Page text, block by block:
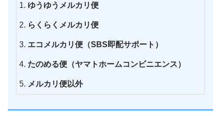
ゆうゆうメルカリ便
らくらくメルカリ便
エコメルカリ便（SBS即配サポート）
たのめる便（ヤマトホームコンビニエンス）
メルカリ便以外